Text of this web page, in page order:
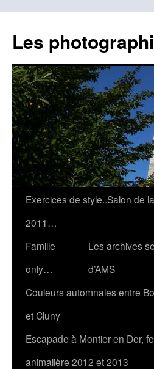
Les
Aller
contenu
Exercices de style..Salon de
2011…
Famille
only…
Les archives
d’AMS
Couleurs automnales entre
et Cluny
Escapade à Montier en Der,
animalière 2012 et 2013